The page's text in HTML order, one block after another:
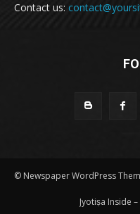
Contact us:
© Newspaper WordPress
Jyotiṣa Inside